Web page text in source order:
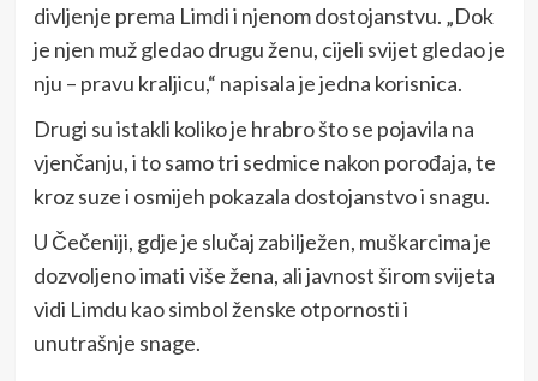
divljenje prema Limdi i njenom dostojanstvu. „Dok
je njen muž gledao drugu ženu, cijeli svijet gledao je
nju – pravu kraljicu,“ napisala je jedna korisnica.
Drugi su istakli koliko je hrabro što se pojavila na
vjenčanju, i to samo tri sedmice nakon porođaja, te
kroz suze i osmijeh pokazala dostojanstvo i snagu.
U Čečeniji, gdje je slučaj zabilježen, muškarcima je
dozvoljeno imati više žena, ali javnost širom svijeta
vidi Limdu kao simbol ženske otpornosti i
unutrašnje snage.